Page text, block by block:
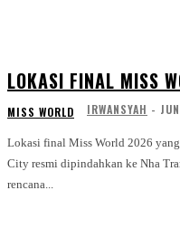
LOKASI FINAL MISS
MISS WORLD IRWANSYAH -
Lokasi final Miss World 2026
City resmi dipindahkan ke Nha
rencana...